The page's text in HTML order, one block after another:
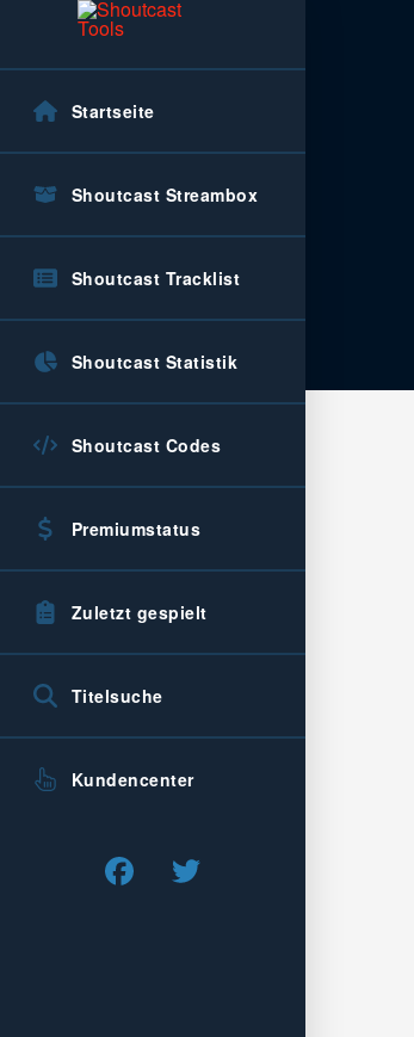
Startseite
Shoutcast Streambox
Shoutcast Tracklist
Shoutcast Statistik
Shoutcast Codes
Premiumstatus
Zuletzt gespielt
Titelsuche
Kundencenter